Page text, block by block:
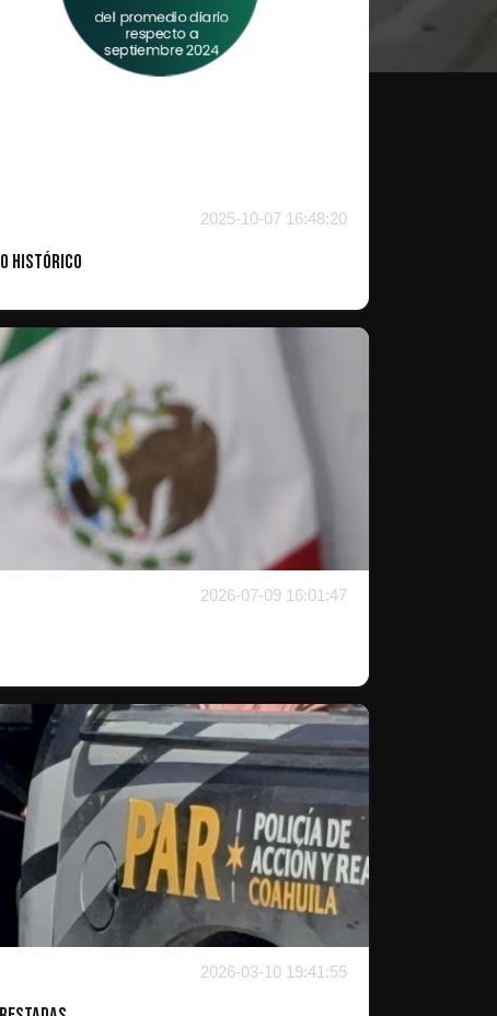
2025-10-07 16:48:20
Histórico
2026-07-09 16:01:47
2026-03-10 19:41:55